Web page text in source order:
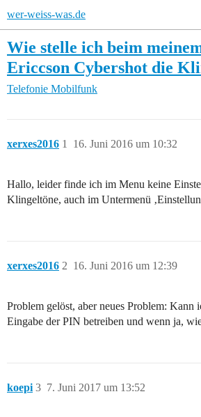
wer-weiss-was.de
Wie stelle ich beim
Ericcson Cybershot die
Telefonie Mobilfunk
xerxes2016 16. Juni 2016 um 10:32
1
Hallo, leider finde ich im Menu keine
Klingeltöne, auch im Untermenü
xerxes2016 16. Juni 2016 um 12:39
2
Problem gelöst, aber neues Problem: Kann
Eingabe der PIN betreiben und wenn ja,
koepi 7. Juni 2017 um 13:52
3